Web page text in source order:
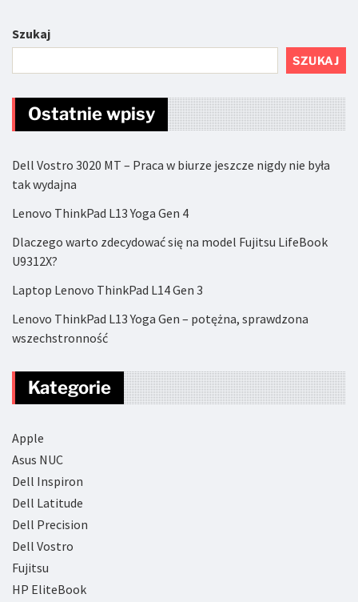
Szukaj
SZUKAJ
Ostatnie wpisy
Dell Vostro 3020 MT – Praca w biurze jeszcze nigdy nie była
tak wydajna
Lenovo ThinkPad L13 Yoga Gen 4
Dlaczego warto zdecydować się na model Fujitsu LifeBook
U9312X?
Laptop Lenovo ThinkPad L14 Gen 3
Lenovo ThinkPad L13 Yoga Gen – potężna, sprawdzona
wszechstronność
Kategorie
Apple
Asus NUC
Dell Inspiron
Dell Latitude
Dell Precision
Dell Vostro
Fujitsu
HP EliteBook